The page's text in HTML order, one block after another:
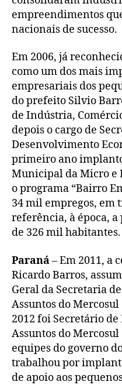
empreendimentos
nacionais de sucesso.
Em 2006, já
como um dos mais
empresariais dos
do prefeito Silvio
de Indústria,
depois o cargo de
Desenvolvimento
primeiro ano
Municipal da Micro e
o programa “Bairro
34 mil empregos, em
referência, à época,
de 326 mil habitantes.
Paraná– Em 2011, a
Ricardo Barros,
Geral da Secretaria
Assuntos do Mercosul
2012 foi Secretário
Assuntos do Mercosul
equipes do governo
trabalhou por
de apoio aos